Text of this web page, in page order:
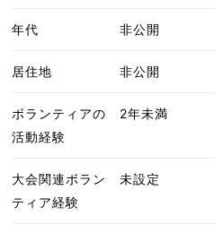
年代 非公開
居住地 非公開
ボランティアの
活動経験
2年未満
大会関連ボラン
ティア経験
未設定